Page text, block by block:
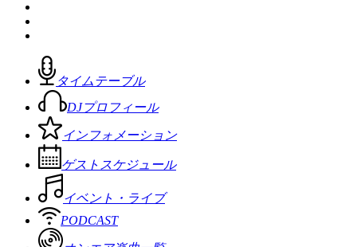
タイムテーブル
DJプロフィール
インフォメーション
ゲストスケジュール
イベント・ライブ
PODCAST